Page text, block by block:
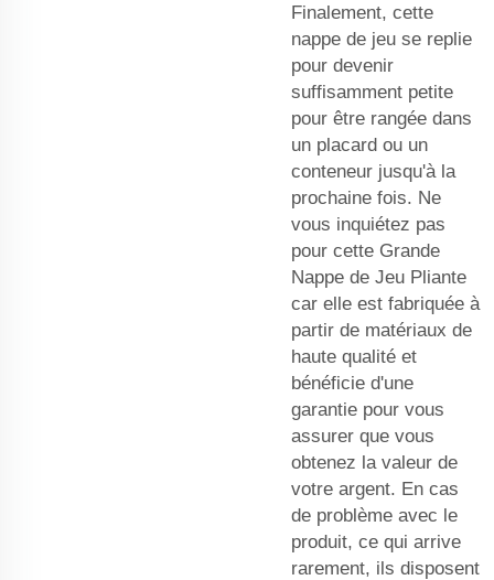
Finalement, cette
nappe de jeu se replie
pour devenir
suffisamment petite
pour être rangée dans
un placard ou un
conteneur jusqu'à la
prochaine fois. Ne
vous inquiétez pas
pour cette Grande
Nappe de Jeu Pliante
car elle est fabriquée à
partir de matériaux de
haute qualité et
bénéficie d'une
garantie pour vous
assurer que vous
obtenez la valeur de
votre argent. En cas
de problème avec le
produit, ce qui arrive
rarement, ils disposent